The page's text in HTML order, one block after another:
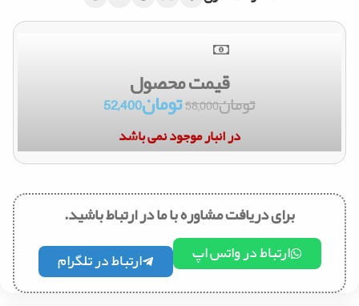
قیمت محصول
تومان58,000تومان52,400
در انبار موجود نمی باشد
برای دریافت مشاوره با ما در ارتباط باشید.
ارتباط در واتس اپ ارتباط در تلگرام